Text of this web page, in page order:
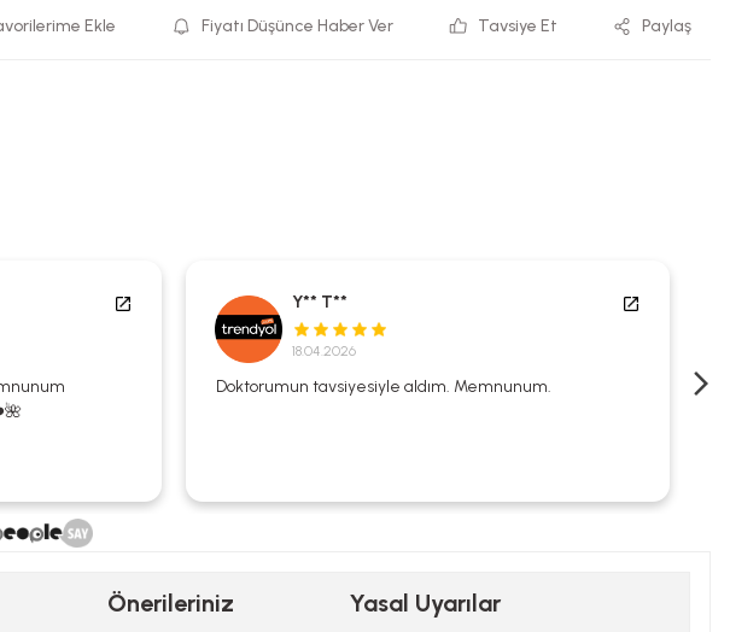
Fiyatı Düşünce Haber Ver Tavsiye Et Paylaş
Y** T**
18.04.2026
Doktorumun tavsiyesiyle aldım. Memnunum.
Önerileriniz Yasal Uyarılar